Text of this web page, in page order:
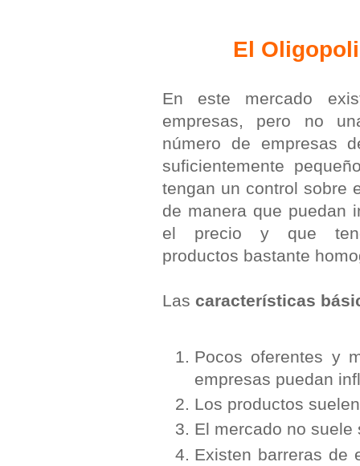
El
En este mercado
empresas, pero no
número de empresas
suficientemente
tengan un control sobre
de manera que puedan
el precio y que
productos bastante
Las características
Pocos oferentes y
empresas puedan
Los productos
El mercado no suele
Existen barreras de